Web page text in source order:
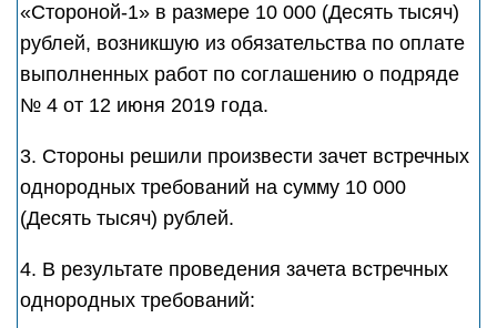
«Стороной-1» в размере 10 000 (Десять тысяч)
рублей, возникшую из обязательства по оплате
выполненных работ по соглашению о подряде
№ 4 от 12 июня 2019 года.
3. Стороны решили произвести зачет встречных
однородных требований на сумму 10 000
(Десять тысяч) рублей.
4. В результате проведения зачета встречных
однородных требований: